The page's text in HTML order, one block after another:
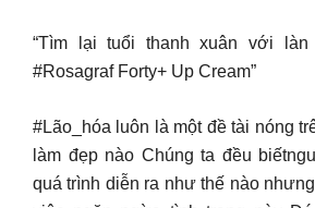
“Tìm lại tuổi thanh xuân với
#Rosagraf Forty+ Up Cream”
#Lão_hóa luôn là một đề tài nóng
làm đẹp nào Chúng ta đều
quá trình diễn ra như thế nào